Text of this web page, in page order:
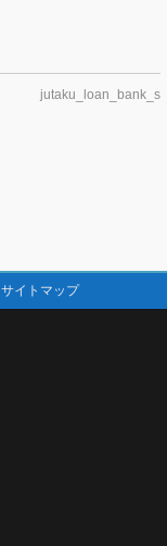
jutaku_loan_bank_s
サイトマップ